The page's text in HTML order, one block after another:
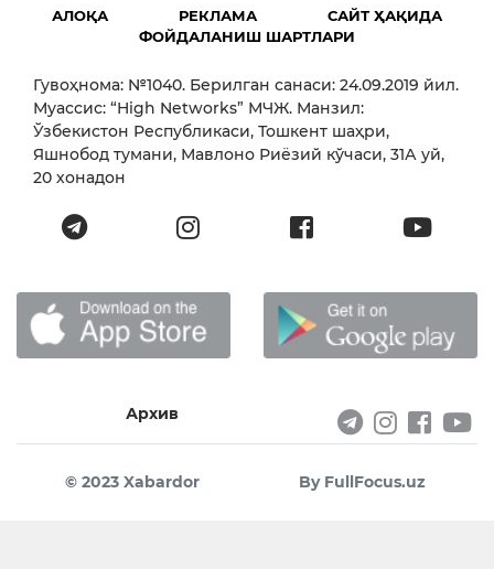
АЛОҚА РЕКЛАМА
САЙТ ҲАҚИДА
ФОЙДАЛАНИШ ШАРТЛАРИ
Гувоҳнома: №1040. Берилган санаси: 24.09.2019 йил.
Муассис: “High Networks” МЧЖ. Манзил:
Ўзбекистон Республикаси, Тошкент шаҳри,
Яшнобод тумани, Мавлоно Риёзий кўчаси, 31А уй,
20 хонадон
Архив
© 2023 Xabardor By FullFocus.uz